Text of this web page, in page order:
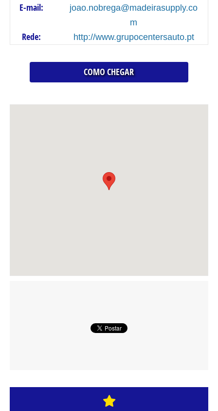
E-mail:
joao.nobrega@madeirasupply.co
m
Rede: http://www.grupocentersauto.pt
COMO CHEGAR